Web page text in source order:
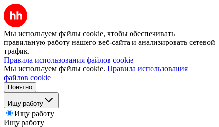
Мы используем файлы cookie, чтобы обеспечивать
правильную работу нашего веб-сайта и анализировать сетевой
трафик.
Правила использования файлов cookie
Мы используем файлы cookie. Правила использования
файлов cookie
Понятно
Ищу работу
Ищу работу
Ищу работу